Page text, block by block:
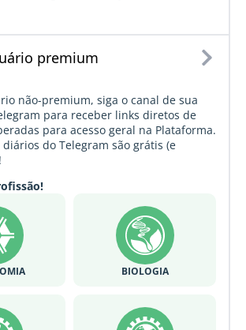
premium
não-premium, siga o canal de sua
para receber links diretos de
para acesso geral na Plataforma.
diários do Telegram são grátis (e
BIOLOGIA